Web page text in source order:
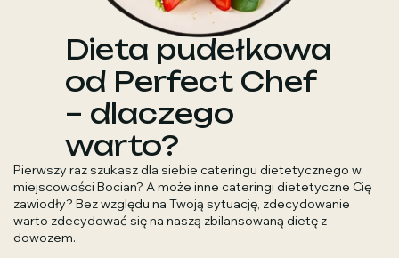
Dieta pudełkowa
od Perfect Chef
– dlaczego
warto?
Pierwszy raz szukasz dla siebie cateringu dietetycznego w
miejscowości Bocian? A może inne cateringi dietetyczne Cię
zawiodły? Bez względu na Twoją sytuację, zdecydowanie
warto zdecydować się na naszą zbilansowaną dietę z
dowozem.